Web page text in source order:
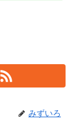
みずいろ